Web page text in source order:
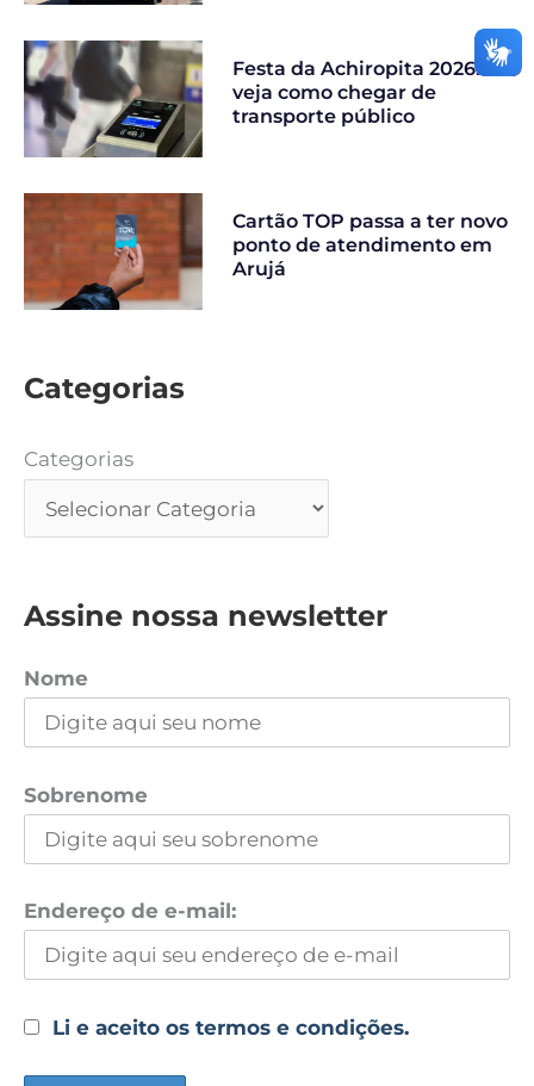
Festa da Achiropita 2026:
veja como chegar de
transporte público
Cartão TOP passa a ter novo
ponto de atendimento em
Arujá
Categorias
Categorias
Assine nossa newsletter
Nome
Sobrenome
Endereço de e-mail:
Li e aceito os termos e condições.